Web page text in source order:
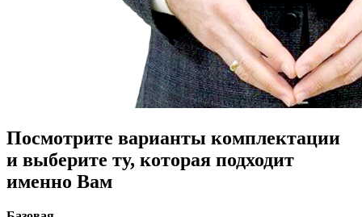
Посмотрите варианты комплектации
и выберите ту, которая подходит
именно Вам